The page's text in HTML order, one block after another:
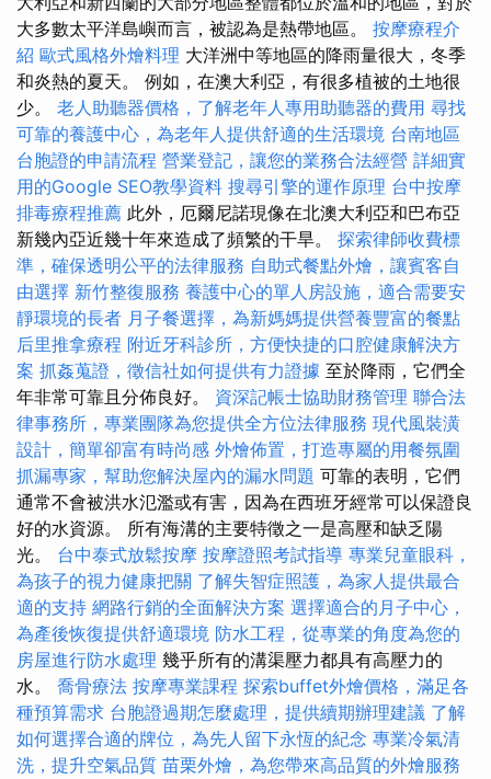
大多數太平洋島嶼而言，被認為是熱帶地區。 按摩療程介
紹 歐式風格外燴料理 大洋洲中等地區的降雨量很大，冬季
和炎熱的夏天。 例如，在澳大利亞，有很多植被的土地很
少。 老人助聽器價格，了解老年人專用助聽器的費用 尋找
可靠的養護中心，為老年人提供舒適的生活環境 台南地區
台胞證的申請流程 營業登記，讓您的業務合法經營 詳細實
用的Google SEO教學資料 搜尋引擎的運作原理 台中按摩
排毒療程推薦 此外，厄爾尼諾現像在北澳大利亞和巴布亞
新幾內亞近幾十年來造成了頻繁的干旱。 探索律師收費標
準，確保透明公平的法律服務 自助式餐點外燴，讓賓客自
由選擇 新竹整復服務 養護中心的單人房設施，適合需要安
靜環境的長者 月子餐選擇，為新媽媽提供營養豐富的餐點
后里推拿療程 附近牙科診所，方便快捷的口腔健康解決方
案 抓姦蒐證，徵信社如何提供有力證據 至於降雨，它們全
年非常可靠且分佈良好。 資深記帳士協助財務管理 聯合法
律事務所，專業團隊為您提供全方位法律服務 現代風裝潢
設計，簡單卻富有時尚感 外燴佈置，打造專屬的用餐氛圍
抓漏專家，幫助您解決屋內的漏水問題 可靠的表明，它們
通常不會被洪水氾濫或有害，因為在西班牙經常可以保證良
好的水資源。 所有海溝的主要特徵之一是高壓和缺乏陽
光。 台中泰式放鬆按摩 按摩證照考試指導 專業兒童眼科，
為孩子的視力健康把關 了解失智症照護，為家人提供最合
適的支持 網路行銷的全面解決方案 選擇適合的月子中心，
為產後恢復提供舒適環境 防水工程，從專業的角度為您的
房屋進行防水處理 幾乎所有的溝渠壓力都具有高壓力的
水。 喬骨療法 按摩專業課程 探索buffet外燴價格，滿足各
種預算需求 台胞證過期怎麼處理，提供續期辦理建議 了解
如何選擇合適的牌位，為先人留下永恆的紀念 專業冷氣清
洗，提升空氣品質 苗栗外燴，為您帶來高品質的外燴服務